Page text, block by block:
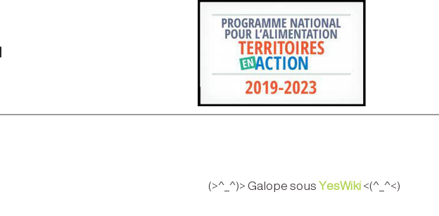
(>^_^)> Galope sous YesWiki<(^_^<)